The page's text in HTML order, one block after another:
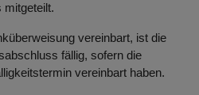
mitgeteilt.
vereinbart, ist die
fällig, sofern die
vereinbart haben.